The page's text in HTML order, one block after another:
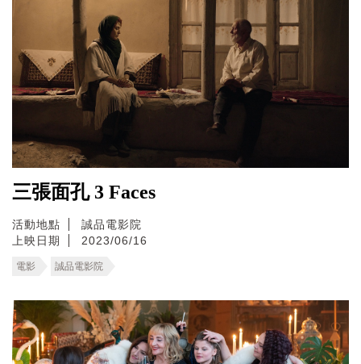
三張面孔 3 Faces
活動地點
誠品電影院
上映日期
2023/06/16
電影 誠品電影院